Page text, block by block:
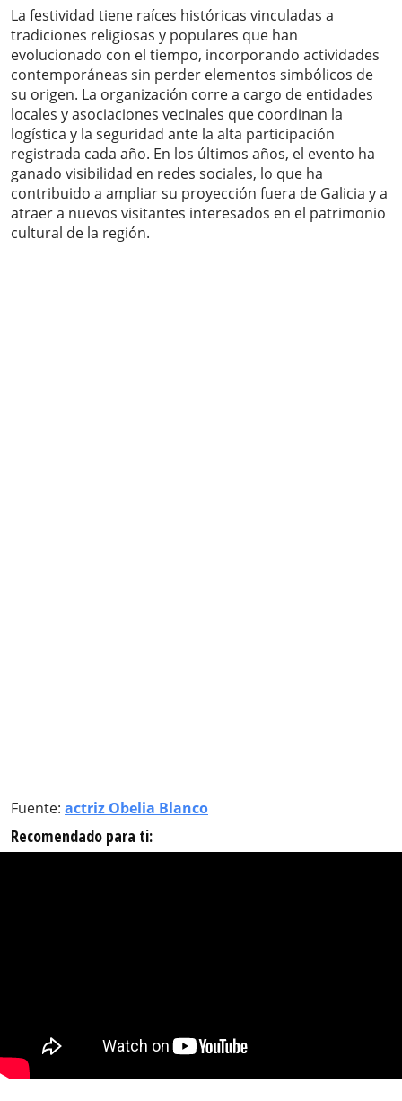
La festividad tiene raíces históricas vinculadas a
tradiciones religiosas y populares que han
evolucionado con el tiempo, incorporando actividades
contemporáneas sin perder elementos simbólicos de
su origen. La organización corre a cargo de entidades
locales y asociaciones vecinales que coordinan la
logística y la seguridad ante la alta participación
registrada cada año. En los últimos años, el evento ha
ganado visibilidad en redes sociales, lo que ha
contribuido a ampliar su proyección fuera de Galicia y a
atraer a nuevos visitantes interesados en el patrimonio
cultural de la región.
Fuente: actriz Obelia Blanco
Recomendado para ti: